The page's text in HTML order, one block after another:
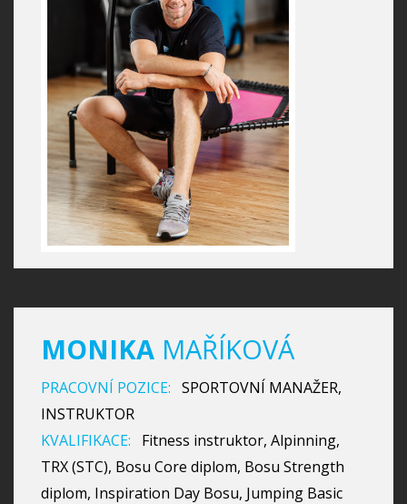
MONIKA MAŘÍKOVÁ
PRACOVNÍ POZICE: SPORTOVNÍ MANAŽER,
INSTRUKTOR
KVALIFIKACE:
Fitness instruktor, Alpinning,
TRX (STC), Bosu Core diplom, Bosu Strength
diplom, Inspiration Day Bosu, Jumping Basic